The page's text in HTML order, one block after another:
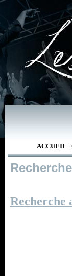
ACCUEIL
Recherche